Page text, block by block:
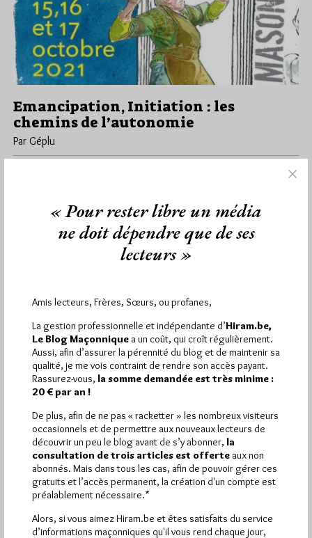
Emancipation, Initiation : les
chemins de l’autonomie
Par Géplu
France, et l'association Le Rameau d'Or vous invitent à…
Divers 0 commentaire
Hier mercredi 5 août 2026, Hiram.be a reçu
visiteset 3 322 pages ont été lues (Source :
Pirsch.io)
Plus d’informations
Abonnement aux Newsletters - RSS
« Pour rester libre un média
ne doit dépendre que de ses
lecteurs »
Amis lecteurs, Frères, Sœurs, ou profanes,
La gestion professionnelle et indépendante d’Hiram.be,
Le Blog Maçonnique a un coût, qui croît régulièrement.
Aussi, afin d’assurer la pérennité du blog et de maintenir sa
qualité, je me vois contraint de rendre son accès payant.
Rassurez-vous, la somme demandée est très minime :
20 € par an !
De plus, afin de ne pas « racketter » les nombreux visiteurs
occasionnels et de permettre aux nouveaux lecteurs de
découvrir un peu le blog avant de s’y abonner, la
consultation de trois articles est offerte aux non
abonnés. Mais dans tous les cas, afin de pouvoir gérer ces
gratuits et l’accès permanent, la création d'un compte est
préalablement nécessaire.*
Alors, si vous aimez Hiram.be et êtes satisfaits du service
d’informations maçonniques qu'il vous rend chaque jour,